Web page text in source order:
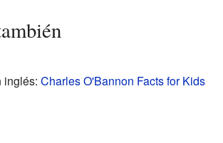
inglés: Charles O'Bannon Facts for Kids